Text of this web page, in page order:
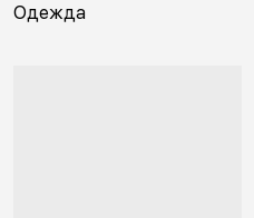
Одежда